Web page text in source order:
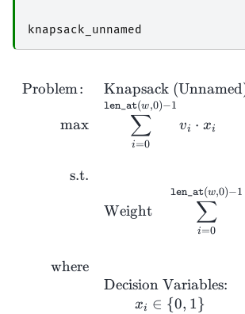
knapsack_unnamed
Problem:
max
s.t.
where
Knapsack
i=0
∑
len_at(w,0)−1
vi ⋅ xi
Weight
i=0
∑
len_ at(w,0)−1
Decision Variables:
xi ∈ {0, 1}